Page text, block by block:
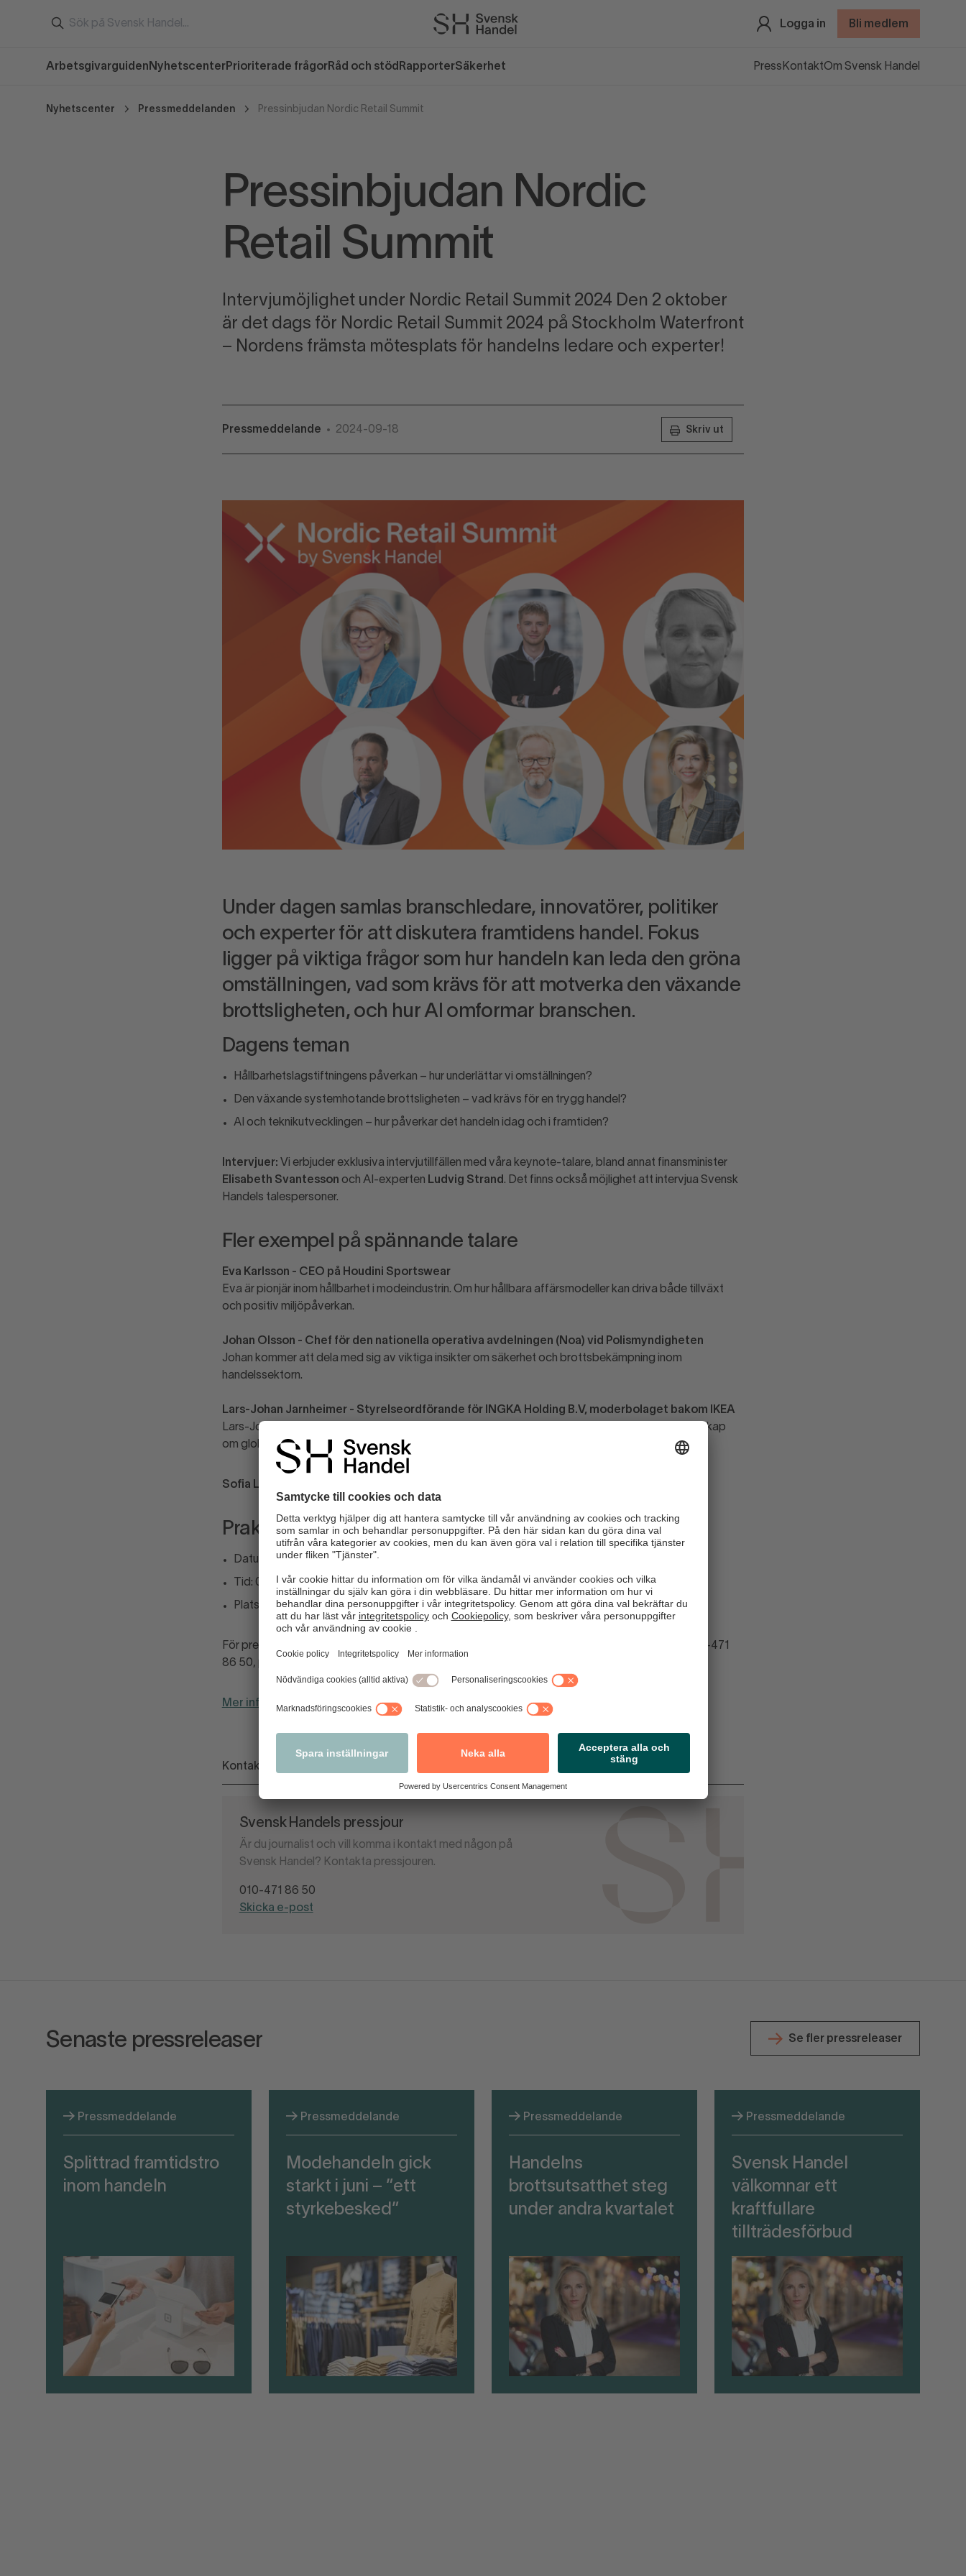
Logga in Bli medlem
Arbetsgivarguiden Nyhetscenter Prioriterade frågor Råd och stöd RapporterSäkerhet Press KontaktOm Svensk Handel
Nyhetscenter Pressmeddelanden Pressinbjudan Nordic Retail Summit
Pressinbjudan Nordic
Retail Summit
Intervjumöjlighet under Nordic Retail Summit 2024 Den 2 oktober
är det dags för Nordic Retail Summit 2024 på Stockholm Waterfront
– Nordens främsta mötesplats för handelns ledare och experter!
Pressmeddelande • 2024-09-18 Skriv ut
Under dagen samlas branschledare, innovatörer, politiker
och experter för att diskutera framtidens handel. Fokus
ligger på viktiga frågor som hur handeln kan leda den gröna
omställningen, vad som krävs för att motverka den växande
brottsligheten, och hur AI omformar branschen.
Dagens teman
Hållbarhetslagstiftningens påverkan – hur underlättar vi omställningen?
Den växande systemhotande brottsligheten – vad krävs för en trygg handel?
AI och teknikutvecklingen – hur påverkar det handeln idag och i framtiden?
Intervjuer: Vi erbjuder exklusiva intervjutillfällen med våra keynote-talare, bland annat finansminister
Elisabeth Svantesson och AI-experten Ludvig Strand . Det finns också möjlighet att intervjua Svensk
Handels talespersoner.
Fler exempel på spännande talare
Eva Karlsson - CEO på Houdini Sportswear
Eva är pionjär inom hållbarhet i modeindustrin. Om hur hållbara affärsmodeller kan driva både tillväxt
och positiv miljöpåverkan.
Johan Olsson - Chef för den nationella operativa avdelningen (Noa) vid Polismyndigheten
Johan kommer att dela med sig av viktiga insikter om säkerhet och brottsbekämpning inom
handelssektorn.
Lars-Johan Jarnheimer - Styrelseordförande för INGKA Holding B.V, moderbolaget bakom IKEA
Lars-Johan är en erfaren ledare inom internationell retail och kommer att dela med sig av sin kunskap
om global handel och kundengagemang.
Sofia Larsen - vd för Svensk Handel
Praktisk information
Datum: 2 oktober 2024
Tid: 09.00 – 16.00
Plats: Stockholm Waterfront
För pressackreditering och intervjuförfrågningar, kontakta: Svensk Handels pressavdelning: 010-471
86 50, press@svenskhandel.se
Mer information hittar du här.
Kontakt
Svensk Handels pressjour
Är du journalist och vill komma i kontakt med någon på
Svensk Handel? Kontakta pressjouren.
010-471 86 50
Skicka e-post
Senaste pressreleaser Se fler pressreleaser
Pressmeddelande
Splittrad framtidstro
inom handeln
Pressmeddelande
Modehandeln gick
starkt i juni – ”ett
styrkebesked”
Pressmeddelande
Handelns
brottsutsatthet steg
under andra kvartalet
Pressmeddelande
Svensk Handel
välkomnar ett
kraftfullare
tillträdesförbud